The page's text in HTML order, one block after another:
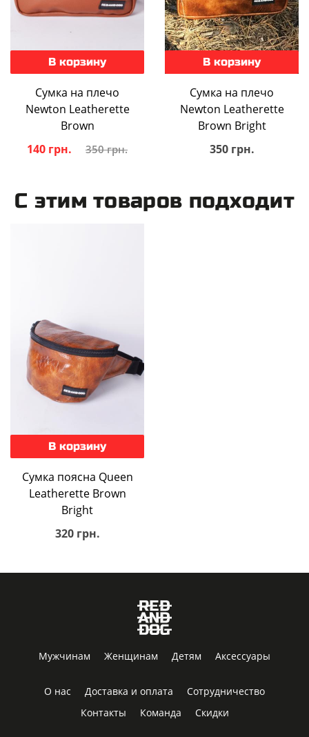
В корзину
Сумка на плечо
Newton Leatherette
Brown
140 грн.
350 грн.
В корзину
Сумка на плечо
Newton Leatherette
Brown Bright
350 грн.
С этим товаров подходит
В корзину
Сумка поясна Queen
Leatherette Brown
Bright
320 грн.
Мужчинам Женщинам Детям Аксессуары
О нас Доставка и оплата
Сотрудничество
Контакты
Команда Скидки